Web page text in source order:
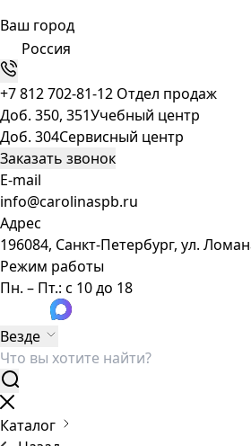
Ваш город
Россия
+7 812 702-81-12 Отдел продаж
Доб. 350, 351Учебный центр
Доб. 304Сервисный центр
Заказать звонок
E-mail
info@carolinaspb.ru
Адрес
196084, Санкт-Петербург, ул.
Режим работы
Пн. – Пт.: с 10 до 18
Везде
Каталог